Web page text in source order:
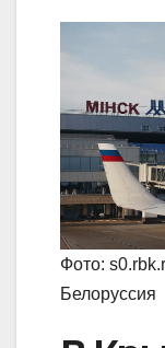
Фото:
Белоруссия